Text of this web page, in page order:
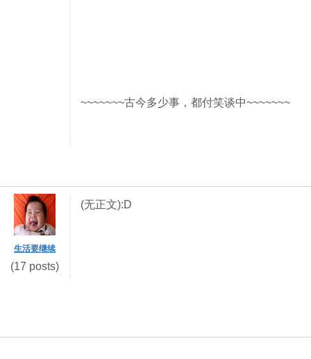
~~~~~~~古今多少事，都付笑谈中~~~~~~~
生活要继续
(17 posts)
(无正文):D